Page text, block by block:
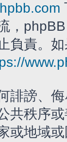
，
負責。
誹謗、
共秩序
或地域